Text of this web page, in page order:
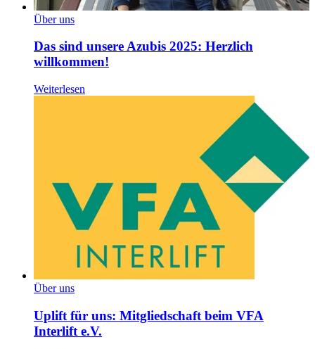
Über uns
Das sind unsere Azubis 2025: Herzlich
willkommen!
Weiterlesen
Über uns
Uplift für uns: Mitgliedschaft beim VFA
Interlift e.V.